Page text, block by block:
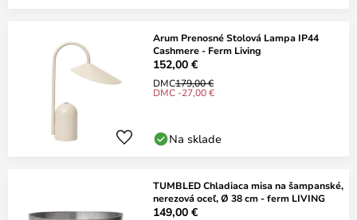
Arum Prenosné Stolová Lampa IP44
Cashmere - Ferm Living
152,00 €
DMC179,00 €
DMC -27,00 €
Na sklade
TUMBLED Chladiaca misa na šampanské,
nerezová oceľ, Ø 38 cm - ferm LIVING
149,00 €